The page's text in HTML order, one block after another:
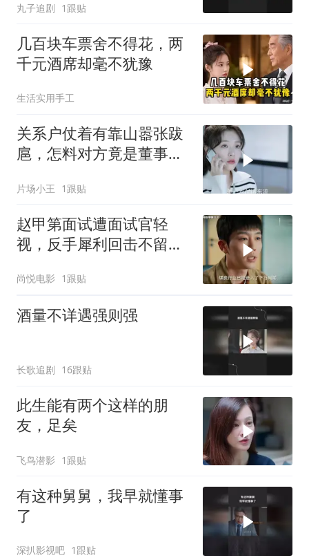
丸子追剧 1跟贴
几百块车票舍不得花，两
千元酒席却毫不犹豫
生活实用手工
关系户仗着有靠山嚣张跋
扈，怎料对方竟是董事长
片场小王 1跟贴
赵甲第面试遭面试官轻
视，反手犀利回击不留情
言
尚悦电影 1跟贴
酒量不详遇强则强
长歌追剧 16跟贴
此生能有两个这样的朋
友，足矣
飞鸟潜影 1跟贴
有这种舅舅，我早就懂事
了
深扒影视吧 1跟贴